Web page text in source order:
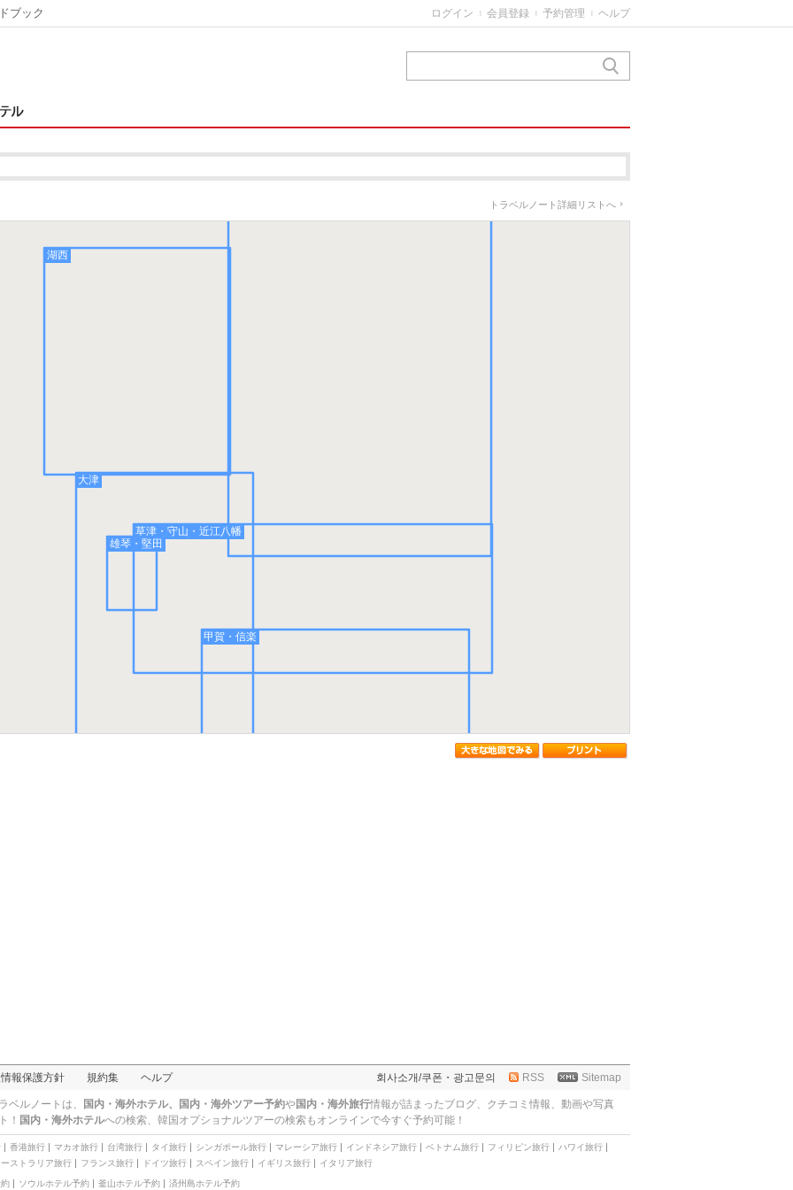
トラベルノート詳細リストへ
甲賀・信楽
草津・守山・近江八幡
雄琴・堅田
大津
湖西
ブック ログイン 会員登録 予約管理 ヘルプ
報保護方針 規約集 ヘルプ 회사소개/쿠폰・광고문의 RSS Sitemap
ベルノートは、 国内・海外ホテル、国内・海外ツアー予約や国内・海外旅行情報が詰まったブログ、クチコミ情報、動画や写真
！ 国内・海外ホテルへの検索、 韓国オプショナルツアーの検索もオンラインで今すぐ予約可能！
香港旅行 マカオ旅行 台湾旅行 タイ旅行 シンガポール旅行 マレーシア旅行 インドネシア旅行 ベトナム旅行 フィリピン旅行
ハワイ旅行
ーストラリア旅行 フランス旅行 ドイツ旅行 スペイン旅行 イギリス旅行 イタリア旅行
ソウルホテル予約 釜山ホテル予約 済州島ホテル予約